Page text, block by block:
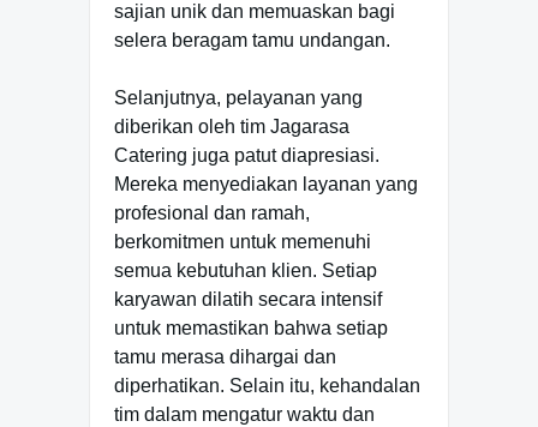
sajian unik dan memuaskan bagi
selera beragam tamu undangan.
Selanjutnya, pelayanan yang
diberikan oleh tim Jagarasa
Catering juga patut diapresiasi.
Mereka menyediakan layanan yang
profesional dan ramah,
berkomitmen untuk memenuhi
semua kebutuhan klien. Setiap
karyawan dilatih secara intensif
untuk memastikan bahwa setiap
tamu merasa dihargai dan
diperhatikan. Selain itu, kehandalan
tim dalam mengatur waktu dan